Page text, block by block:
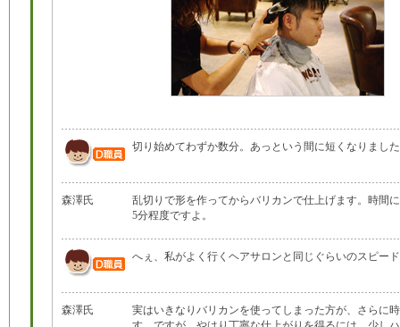
切り始めてわずか数分。あっという間に短くなりまし
森澤氏
乱切りで形を作ってからバリカンで仕上げます。時間
5分程度ですよ。
へぇ、私がよく行くヘアサロンと同じぐらいのスピー
森澤氏
実はいきなりバリカンを使ってしまった方が、さらに